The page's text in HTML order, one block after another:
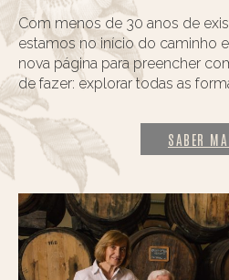
Com menos de 30 anos de
estamos no início do caminho
nova página para preencher
de fazer: explorar todas as
SABER